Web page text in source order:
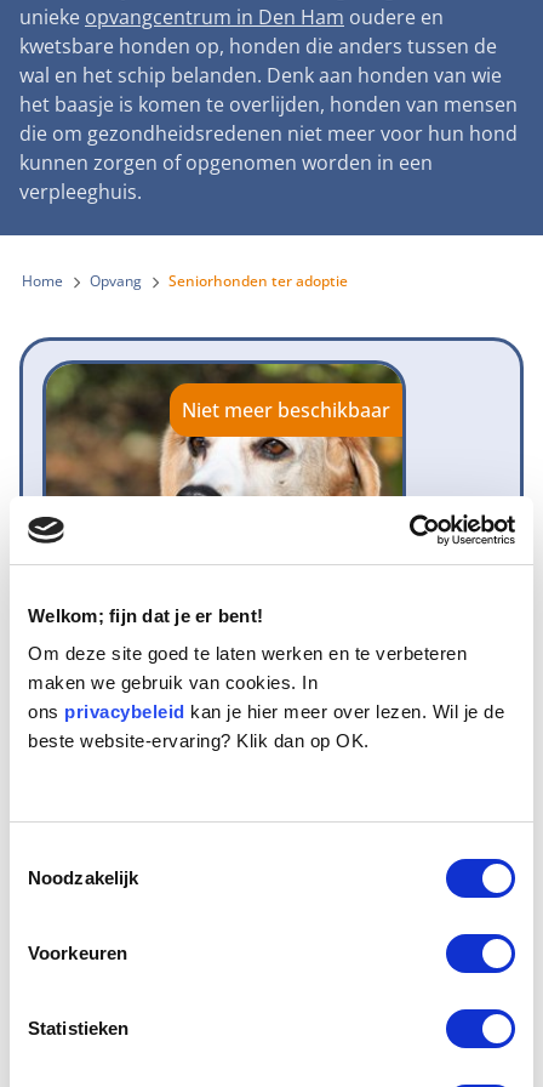
Welkom; fijn dat je er bent!
Om deze site goed te laten werken en te verbeteren
maken we gebruik van cookies. In
ons privacybeleid kan je hier meer over lezen. Wil je de
beste website-ervaring? Klik dan op OK.
Noodzakelijk
Voorkeuren
Statistieken
Landelijke registratie bijtincidenten
Verantwoord fokbeleid
Landelijk vuurwerkverbod
Verplichte pre-aanschaf cursus
Gemeentelijk meldpunt bijtincidenten
Bescherming tegen grasaren
Lezingen
Symposium Gemeentelijk Dierenbeleid
Teken onze petitie
Steun als bedrijf
Adopteer een seniorhond
Sponsor een seniorhond
Steun als vrijwilliger
Honden voor Honden Loop
Vraag een donatiebox aan
Wat wij doen
Onze organisatie
Samenwerking
Jaarverslag
Vacatures
Donateursmagazine Hond
Onze successen voor honden
Contactgegevens
Pers
Nieuws
Nieuwsbrief
Incassodata
Zoeken
unieke opvangcentrum in Den Ham oudere en
kwetsbare honden op, honden die anders tussen de
wal en het schip belanden. Denk aan honden van wie
het baasje is komen te overlijden, honden van mensen
die om gezondheidsredenen niet meer voor hun hond
kunnen zorgen of opgenomen worden in een
verpleeghuis.
Home Opvang Seniorhonden ter adoptie
Niet meer beschikbaar
Ras/type: Beagle
Reden opvang:
Sams eigenaren zijn gescheiden, hij bleef bij zijn